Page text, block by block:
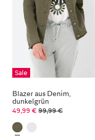
Sale
Blazer aus Denim,
dunkelgrün
49,99 € 99,99 €